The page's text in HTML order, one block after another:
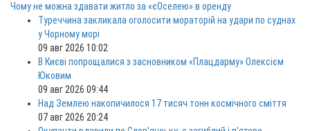
Чому не можна здавати житло за «єОселею» в оренду
Туреччина закликала оголосити мораторій на удари по суднах
у Чорному морі
09 авг 2026 10:02
В Києві попрощалися з засновником «Плацдарму» Олексієм
Юковим
09 авг 2026 09:44
Над Землею накопичилося 17 тисяч тонн космічного сміття
07 авг 2026 20:24